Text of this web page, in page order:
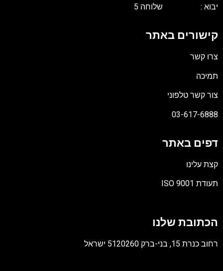
יבוא : שלוחה 5
קישורים באתר
צרו קשר
תמיכה
צור קשר טלפוני
03-617-6888
דפים באתר
קצת עלינו
תעודת ISO 9001
PDF
הכתובת שלנו
רחוב כנרת 15, בני-ברק 5120260 ישראל